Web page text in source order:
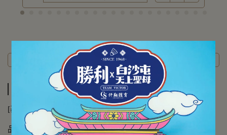
規格說明
商品介紹
[基本資訊]
品名：【VICTOR】{膠囊系列/奈良岡功大專屬} TK-